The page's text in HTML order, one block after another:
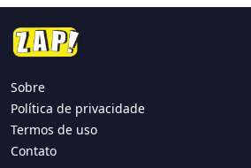
Sobre
Política de privacidade
Termos de uso
Contato